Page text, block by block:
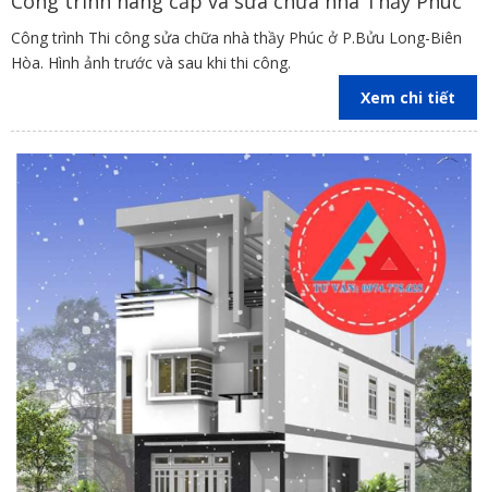
Công trình Thi công sửa chữa nhà thầy Phúc ở P.Bửu Long-Biên
Hòa. Hình ảnh trước và sau khi thi công.
Xem chi tiết